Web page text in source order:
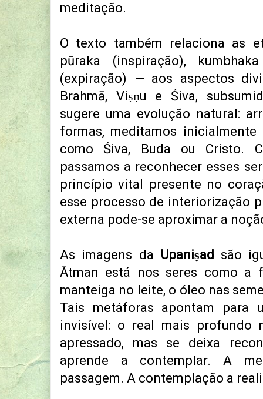
meditação.
O texto também relaciona as
pūraka (inspiração),
(expiração) — aos aspectos
Brahmā, Viṣṇu e Śiva,
sugere uma evolução natural:
formas, meditamos inicialmente
como Śiva, Buda ou Cristo.
passamos a reconhecer esses
princípio vital presente no
esse processo de interiorização
externa pode-se aproximar a
As imagens da Upaniṣad são
Ātman está nos seres como a
manteiga no leite, o óleo nas
Tais metáforas apontam para
invisível: o real mais profundo
apressado, mas se deixa
aprende a contemplar. A
passagem. A contemplação a